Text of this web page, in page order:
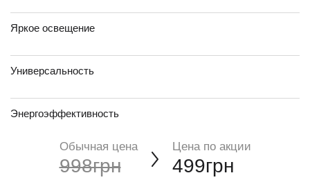
Яркое освещение
Универсальность
Энергоэффективность
Обычная цена
998грн
Цена по акции
499грн